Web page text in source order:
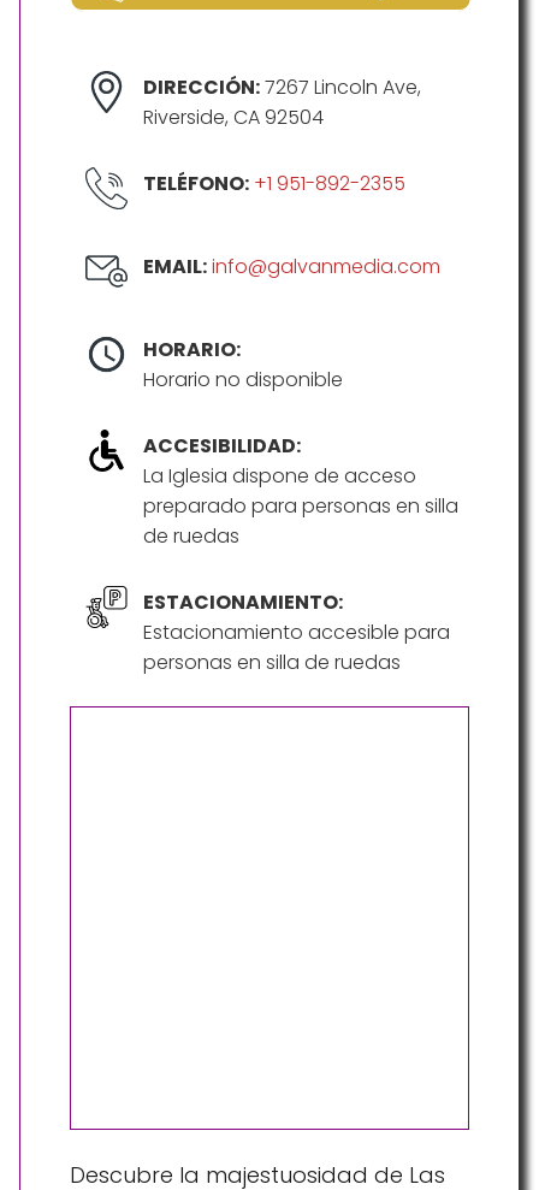
DIRECCIÓN:7267 Lincoln Ave,
Riverside, CA 92504
TELÉFONO: +1 951-892-2355
EMAIL:info@galvanmedia.com
HORARIO:
Horario no disponible
ACCESIBILIDAD:
La Iglesia dispone de acceso
preparado para personas en silla
de ruedas
ESTACIONAMIENTO:
Estacionamiento accesible para
personas en silla de ruedas
Descubre la majestuosidad de Las